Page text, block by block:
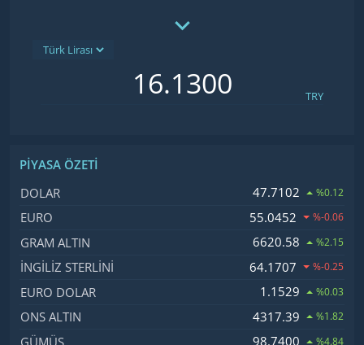
TRY
PIYASA ÖZETI
İsim, Kod
DOLAR 47.7102 %0.12
EURO 55.0452 %-0.06
GRAM ALTIN 6620.58 %2.15
İNGILIZ STERLINI 64.1707 %-0.25
EURO DOLAR 1.1529 %0.03
ONS ALTIN 4317.39 %1.82
GÜMÜŞ 98.7400 %4.84